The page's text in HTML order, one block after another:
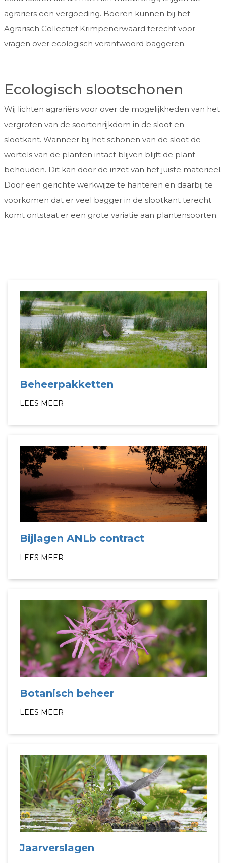
agrariërs een vergoeding. Boeren kunnen bij het
Agrarisch Collectief Krimpenerwaard terecht voor
vragen over ecologisch verantwoord baggeren.
Ecologisch slootschonen
Wij lichten agrariërs voor over de mogelijkheden van het
vergroten van de soortenrijkdom in de sloot en
slootkant. Wanneer bij het schonen van de sloot de
wortels van de planten intact blijven blijft de plant
behouden. Dit kan door de inzet van het juiste materieel.
Door een gerichte werkwijze te hanteren en daarbij te
voorkomen dat er veel bagger in de slootkant terecht
komt ontstaat er een grote variatie aan plantensoorten.
Beheerpakketten
LEES MEER
Bijlagen ANLb contract
LEES MEER
Botanisch beheer
LEES MEER
Jaarverslagen